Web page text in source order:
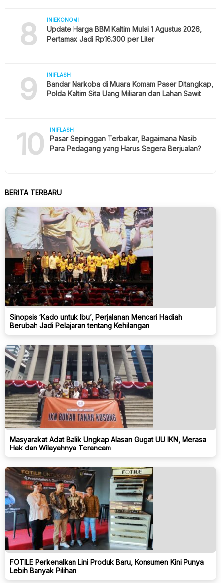
8 INIEKONOMI
Update Harga BBM Kaltim Mulai 1 Agustus 2026,
Pertamax Jadi Rp16.300 per Liter
9 INIFLASH
Bandar Narkoba di Muara Komam Paser Ditangkap,
Polda Kaltim Sita Uang Miliaran dan Lahan Sawit
10 INIFLASH
Pasar Sepinggan Terbakar, Bagaimana Nasib
Para Pedagang yang Harus Segera Berjualan?
BERITA TERBARU
Sinopsis ‘Kado untuk Ibu’, Perjalanan Mencari Hadiah
Berubah Jadi Pelajaran tentang Kehilangan
Masyarakat Adat Balik Ungkap Alasan Gugat UU IKN, Merasa
Hak dan Wilayahnya Terancam
FOTILE Perkenalkan Lini Produk Baru, Konsumen Kini Punya
Lebih Banyak Pilihan